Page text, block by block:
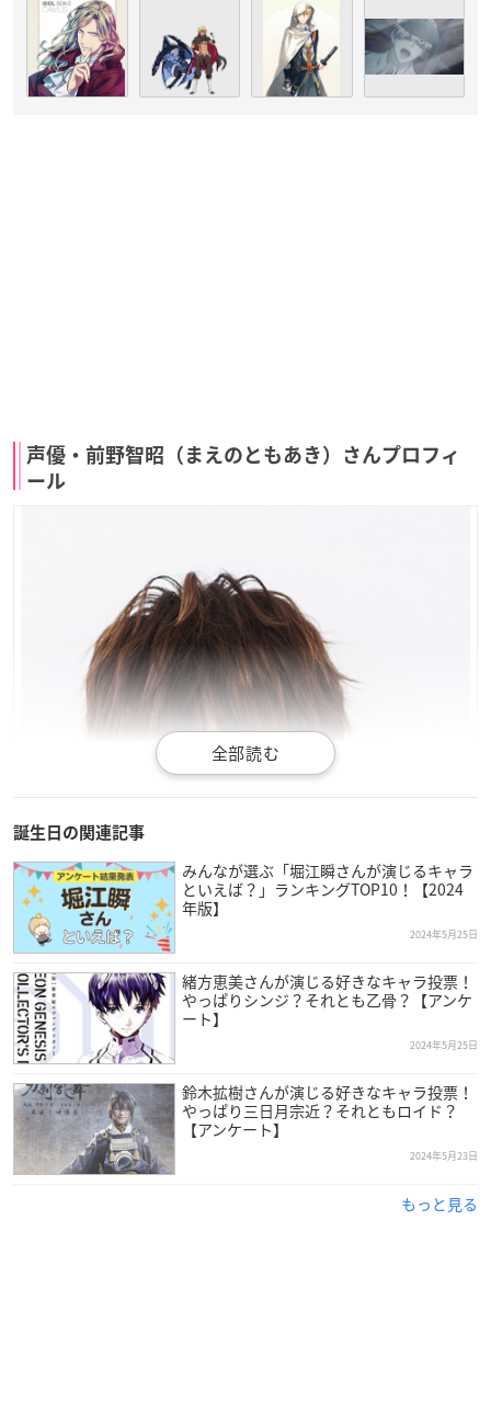
声優・前野智昭（まえのともあき）さんプロフィ
ール
引用：アーツビジョン公式サイト
誕生日の関連記事
みんなが選ぶ「堀江瞬さんが演じるキャラ
といえば？」ランキングTOP10！【2024
年版】
2024年5月25日
緒方恵美さんが演じる好きなキャラ投票！
やっぱりシンジ？それとも乙骨？【アンケ
ート】
2024年5月25日
鈴木拡樹さんが演じる好きなキャラ投票！
やっぱり三日月宗近？それともロイド？
【アンケート】
2024年5月23日
もっと見る